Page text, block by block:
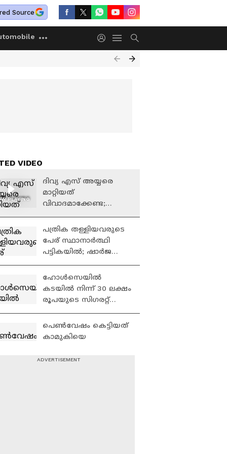
Source
VIDEO
PLAYING
ദിവ്യ എസ് അയ്യരെ
മാറ്റിയത്
വിവാദമാക്കേണ്ട;
തളളി ശെെലജ ടീച്ചർ |
Divya S Iyer | Adani
പത്രിക തള്ളിയവരുടെ
പേര് സ്ഥാനാര്‍ത്ഥി
പട്ടികയിൽ; ഷാര്‍ജ
അസോസിയേഷൻ
തെര‍ഞ്ഞെടുപ്പിൽ
ഹോൾസെയിൽ
കടയിൽ നിന്ന് 30 ലക്ഷം
രൂപയുടെ സിഗരറ്റ്
സ്വദേശി പിടിയിൽ |
പെൺവേഷം കെട്ടിയത്
കാമുകിയെ
ഗുരുവായൂരിൽ അഞ്ച്